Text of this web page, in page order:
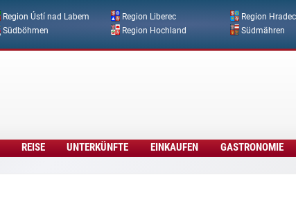
Direkt zum Inhalt
Region Ústí nad Labem Region Liberec Region
Südböhmen Region Hochland Südmähren
REISE UNTERKÜNFTE EINKAUFEN GASTRONOMIE